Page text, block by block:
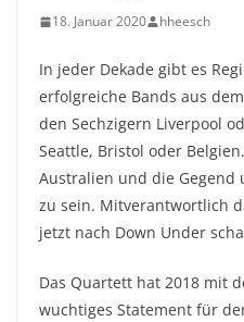
18. Januar 2020 hheesch
In jeder Dekade gibt es
erfolgreiche Bands aus
den Sechzigern Liverpool
Seattle, Bristol oder
Australien und die
zu sein. Mitverantwortlich
jetzt nach Down Under
Das Quartett hat 2018 mit
wuchtiges Statement für